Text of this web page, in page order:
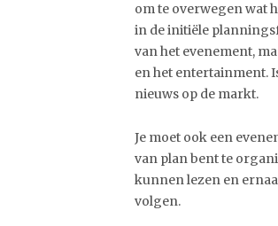
om te overwegen wat
in de initiële
van het evenement,
en het entertainment.
nieuws op de markt.
Je moet ook een
van plan bent te
kunnen lezen en
volgen.